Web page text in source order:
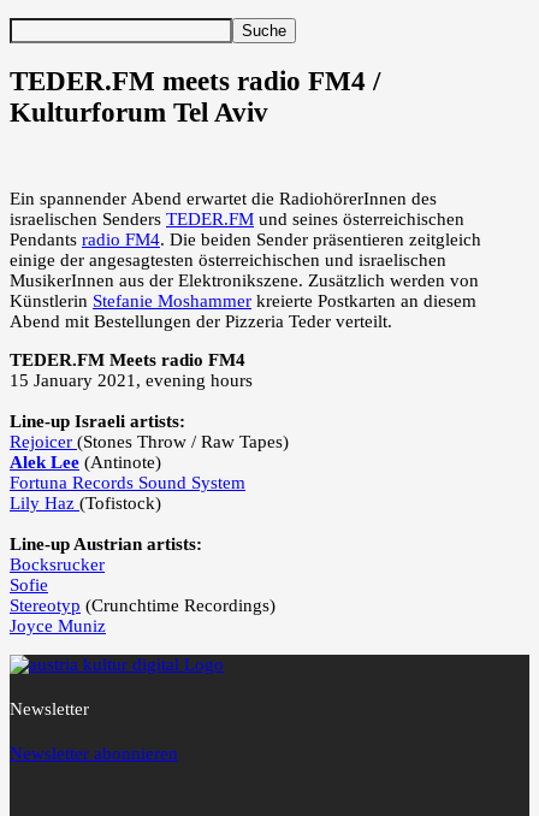
TEDER.FM meets radio FM4 /
Kulturforum Tel Aviv
Ein spannender Abend erwartet die RadiohörerInnen des
israelischen Senders TEDER.FM und seines österreichischen
Pendants radio FM4. Die beiden Sender präsentieren zeitgleich
einige der angesagtesten österreichischen und israelischen
MusikerInnen aus der Elektronikszene. Zusätzlich werden von
Künstlerin Stefanie Moshammer kreierte Postkarten an diesem
Abend mit Bestellungen der Pizzeria Teder verteilt.
TEDER.FM Meets radio FM4
15 January 2021, evening hours
Line-up Israeli artists:
Rejoicer (Stones Throw / Raw Tapes)
Alek Lee (Antinote)
Fortuna Records Sound System
Lily Haz (Tofistock)
Line-up Austrian artists:
Bocksrucker
Sofie
Stereotyp (Crunchtime Recordings)
Joyce Muniz
Newsletter
Newsletter abonnieren